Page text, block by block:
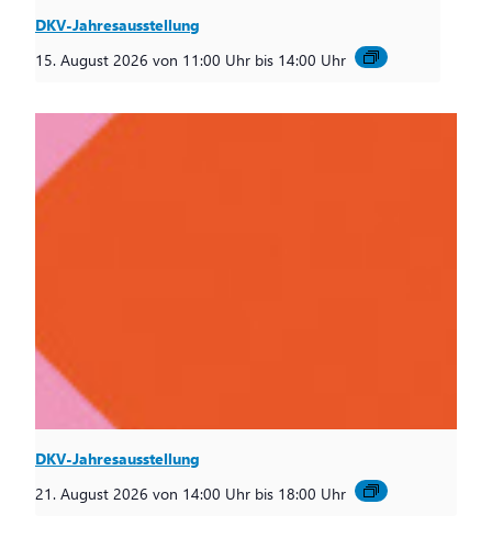
DKV-Jahresausstellung
15. August 2026 von 11:00 Uhr bis 14:00 Uhr
DKV-Jahresausstellung
21. August 2026 von 14:00 Uhr bis 18:00 Uhr